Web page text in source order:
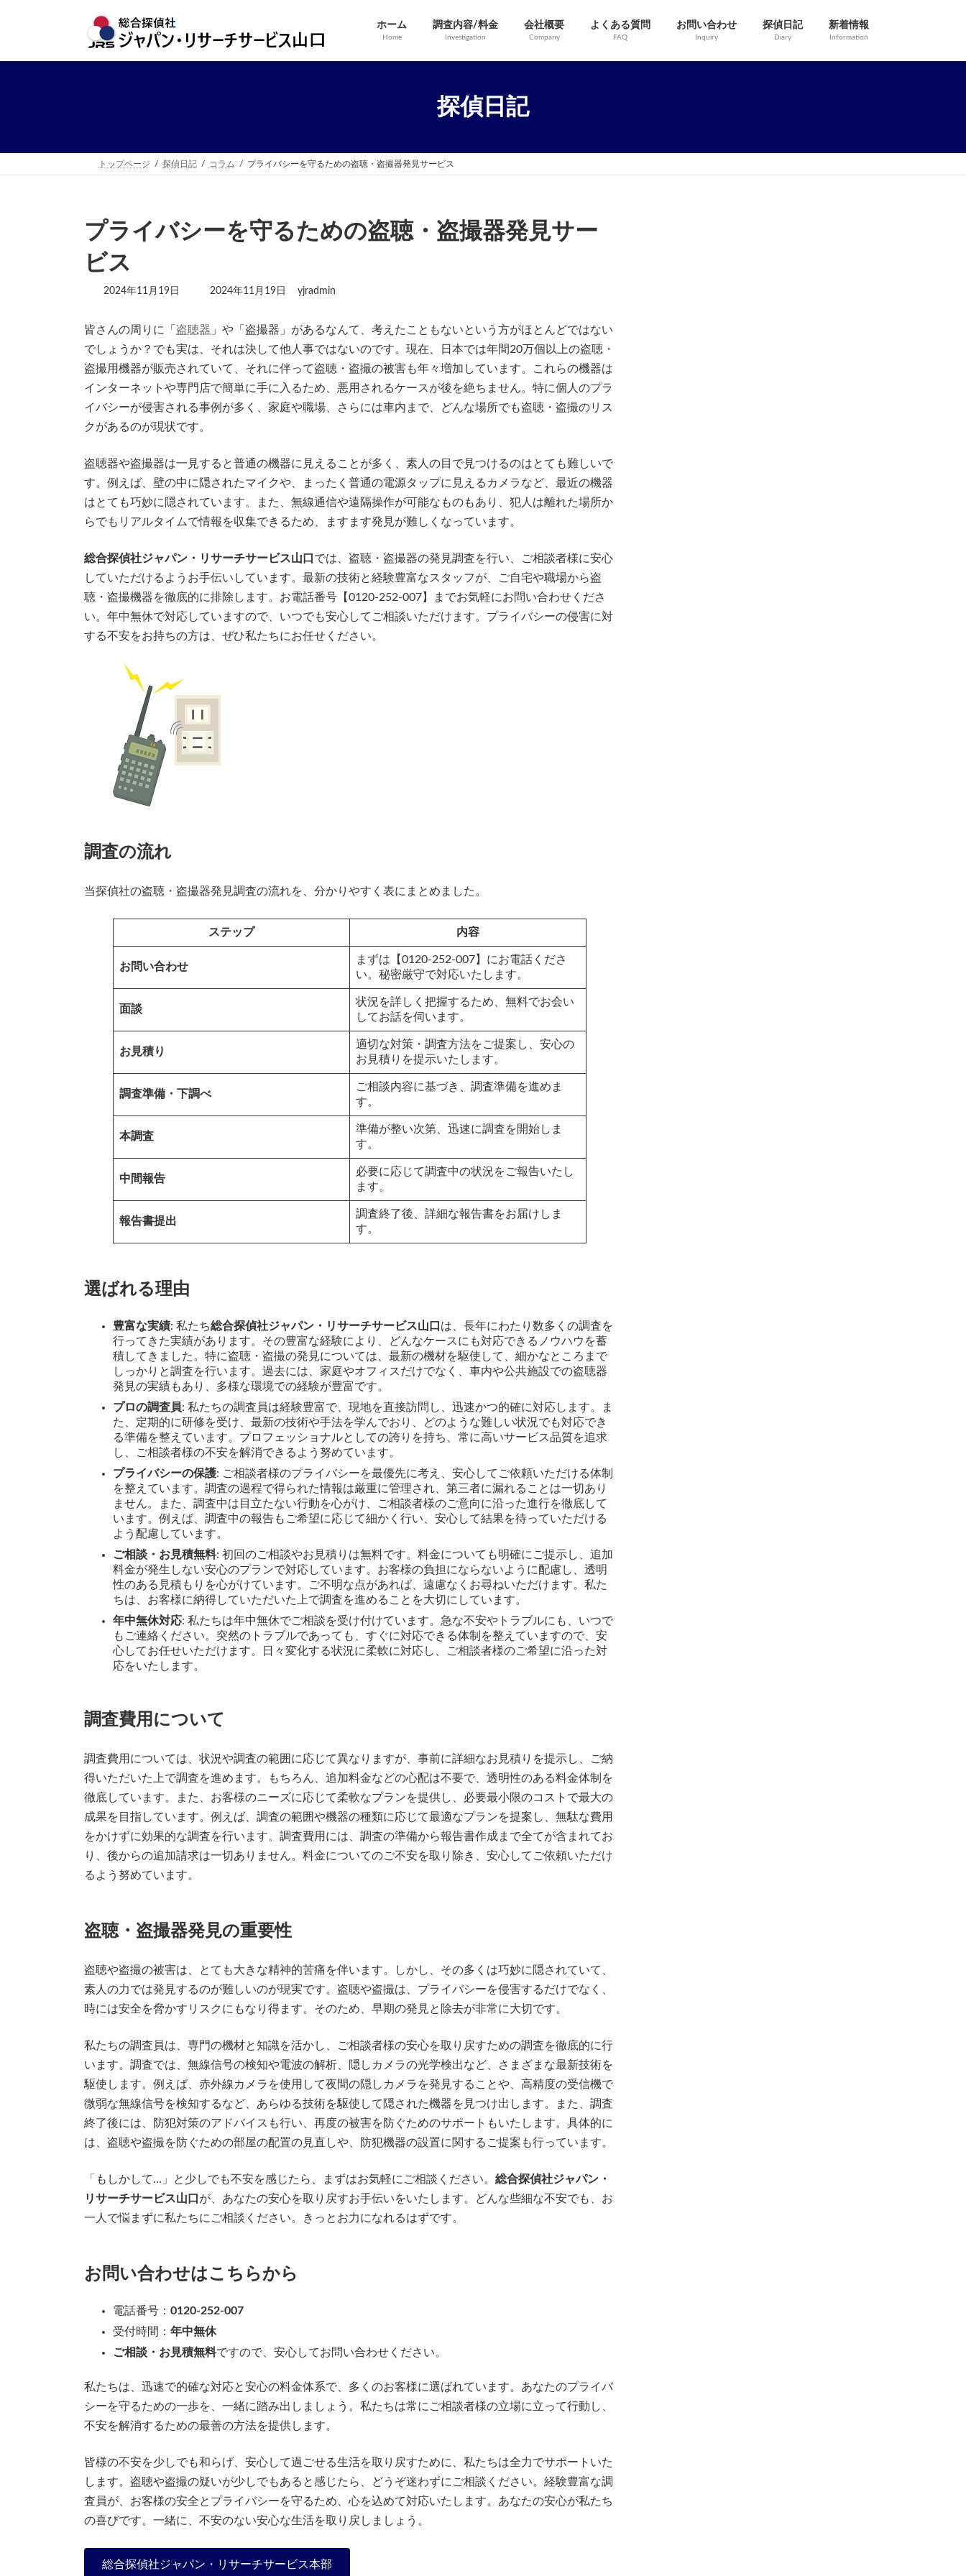
ホーム
Home
調査内容/料金
Investigation
会社概要
Company
よくある質問
FAQ
お問い合わせ
Inquiry
探偵日記
Diary
新着情報
Information
探偵日記
トップページ 探偵日記 コラム プライバシーを守るための盗聴・盗撮器発見サービス
プライバシーを守るための盗聴・盗撮器発見サー
ビス
2024年11月19日
最
新
日
時
:
2024年11月19日 yjradmin
皆さんの周りに「 盗聴器 」や「盗撮器」があるなんて、考えたこともないという方がほとんどではない
でしょうか？でも実は、それは決して他人事ではないのです。現在、日本では年間20万個以上の盗聴・
盗撮用機器が販売されていて、それに伴って盗聴・盗撮の被害も年々増加しています。これらの機器は
インターネットや専門店で簡単に手に入るため、悪用されるケースが後を絶ちません。特に個人のプラ
イバシーが侵害される事例が多く、家庭や職場、さらには車内まで、どんな場所でも盗聴・盗撮のリス
クがあるのが現状です。
盗聴器や盗撮器は一見すると普通の機器に見えることが多く、素人の目で見つけるのはとても難しいで
す。例えば、壁の中に隠されたマイクや、まったく普通の電源タップに見えるカメラなど、最近の機器
はとても巧妙に隠されています。また、無線通信や遠隔操作が可能なものもあり、犯人は離れた場所か
らでもリアルタイムで情報を収集できるため、ますます発見が難しくなっています。
総合探偵社ジャパン・リサーチサービス山口 では、盗聴・盗撮器の発見調査を行い、ご相談者様に安心
していただけるようお手伝いしています。最新の技術と経験豊富なスタッフが、ご自宅や職場から盗
聴・盗撮機器を徹底的に排除します。お電話番号【0120-252-007】までお気軽にお問い合わせくださ
い。年中無休で対応していますので、いつでも安心してご相談いただけます。プライバシーの侵害に対
する不安をお持ちの方は、ぜひ私たちにお任せください。
調査の流れ
当探偵社の盗聴・盗撮器発見調査の流れを、分かりやすく表にまとめました。
ステップ 内容
お問い合わせ
まずは【0120-252-007】にお電話くださ
い。秘密厳守で対応いたします。
面談
状況を詳しく把握するため、無料でお会い
してお話を伺います。
お見積り
適切な対策・調査方法をご提案し、安心の
お見積りを提示いたします。
調査準備・下調べ
ご相談内容に基づき、調査準備を進めま
す。
本調査
準備が整い次第、迅速に調査を開始しま
す。
中間報告
必要に応じて調査中の状況をご報告いたし
ます。
報告書提出
調査終了後、詳細な報告書をお届けしま
す。
選ばれる理由
豊富な実績: 私たち総合探偵社ジャパン・リサーチサービス山口 は、長年にわたり数多くの調査を
行ってきた実績があります。その豊富な経験により、どんなケースにも対応できるノウハウを蓄
積してきました。特に盗聴・盗撮の発見については、最新の機材を駆使して、細かなところまで
しっかりと調査を行います。過去には、家庭やオフィスだけでなく、車内や公共施設での盗聴器
発見の実績もあり、多様な環境での経験が豊富です。
プロの調査員: 私たちの調査員は経験豊富で、現地を直接訪問し、迅速かつ的確に対応します。ま
た、定期的に研修を受け、最新の技術や手法を学んでおり、どのような難しい状況でも対応でき
る準備を整えています。プロフェッショナルとしての誇りを持ち、常に高いサービス品質を追求
し、ご相談者様の不安を解消できるよう努めています。
プライバシーの保護: ご相談者様のプライバシーを最優先に考え、安心してご依頼いただける体制
を整えています。調査の過程で得られた情報は厳重に管理され、第三者に漏れることは一切あり
ません。また、調査中は目立たない行動を心がけ、ご相談者様のご意向に沿った進行を徹底して
います。例えば、調査中の報告もご希望に応じて細かく行い、安心して結果を待っていただける
よう配慮しています。
ご相談・お見積無料: 初回のご相談やお見積りは無料です。料金についても明確にご提示し、追加
料金が発生しない安心のプランで対応しています。お客様の負担にならないように配慮し、透明
性のある見積もりを心がけています。ご不明な点があれば、遠慮なくお尋ねいただけます。私た
ちは、お客様に納得していただいた上で調査を進めることを大切にしています。
年中無休対応: 私たちは年中無休でご相談を受け付けています。急な不安やトラブルにも、いつで
もご連絡ください。突然のトラブルであっても、すぐに対応できる体制を整えていますので、安
心してお任せいただけます。日々変化する状況に柔軟に対応し、ご相談者様のご希望に沿った対
応をいたします。
調査費用について
調査費用については、状況や調査の範囲に応じて異なりますが、事前に詳細なお見積りを提示し、ご納
得いただいた上で調査を進めます。もちろん、追加料金などの心配は不要で、透明性のある料金体制を
徹底しています。また、お客様のニーズに応じて柔軟なプランを提供し、必要最小限のコストで最大の
成果を目指しています。例えば、調査の範囲や機器の種類に応じて最適なプランを提案し、無駄な費用
をかけずに効果的な調査を行います。調査費用には、調査の準備から報告書作成まで全てが含まれてお
り、後からの追加請求は一切ありません。料金についてのご不安を取り除き、安心してご依頼いただけ
るよう努めています。
盗聴・盗撮器発見の重要性
盗聴や盗撮の被害は、とても大きな精神的苦痛を伴います。しかし、その多くは巧妙に隠されていて、
素人の力では発見するのが難しいのが現実です。盗聴や盗撮は、プライバシーを侵害するだけでなく、
時には安全を脅かすリスクにもなり得ます。そのため、早期の発見と除去が非常に大切です。
私たちの調査員は、専門の機材と知識を活かし、ご相談者様の安心を取り戻すための調査を徹底的に行
います。調査では、無線信号の検知や電波の解析、隠しカメラの光学検出など、さまざまな最新技術を
駆使します。例えば、赤外線カメラを使用して夜間の隠しカメラを発見することや、高精度の受信機で
微弱な無線信号を検知するなど、あらゆる技術を駆使して隠された機器を見つけ出します。また、調査
終了後には、防犯対策のアドバイスも行い、再度の被害を防ぐためのサポートもいたします。具体的に
は、盗聴や盗撮を防ぐための部屋の配置の見直しや、防犯機器の設置に関するご提案も行っています。
「もしかして…」と少しでも不安を感じたら、まずはお気軽にご相談ください。 総合探偵社ジャパン・
リサーチサービス山口 が、あなたの安心を取り戻すお手伝いをいたします。どんな些細な不安でも、お
一人で悩まずに私たちにご相談ください。きっとお力になれるはずです。
お問い合わせはこちらから
電話番号： 0120-252-007
受付時間： 年中無休
ご相談・お見積無料ですので、安心してお問い合わせください。
私たちは、迅速で的確な対応と安心の料金体系で、多くのお客様に選ばれています。あなたのプライバ
シーを守るための一歩を、一緒に踏み出しましょう。私たちは常にご相談者様の立場に立って行動し、
不安を解消するための最善の方法を提供します。
皆様の不安を少しでも和らげ、安心して過ごせる生活を取り戻すために、私たちは全力でサポートいた
します。盗聴や盗撮の疑いが少しでもあると感じたら、どうぞ迷わずにご相談ください。経験豊富な調
査員が、お客様の安全とプライバシーを守るため、心を込めて対応いたします。あなたの安心が私たち
の喜びです。一緒に、不安のない安心な生活を取り戻しましょう。
総合探偵社ジャパン・リサーチサービス本部